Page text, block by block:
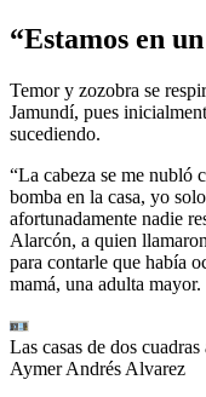
“Estamos en
Temor y zozobra se
Jamundí, pues
sucediendo.
“La cabeza se me nubló
bomba en la casa, yo
afortunadamente nadie
Alarcón, a quien
para contarle que había
mamá, una adulta mayor.
Las casas de dos
Aymer Andrés Alvarez